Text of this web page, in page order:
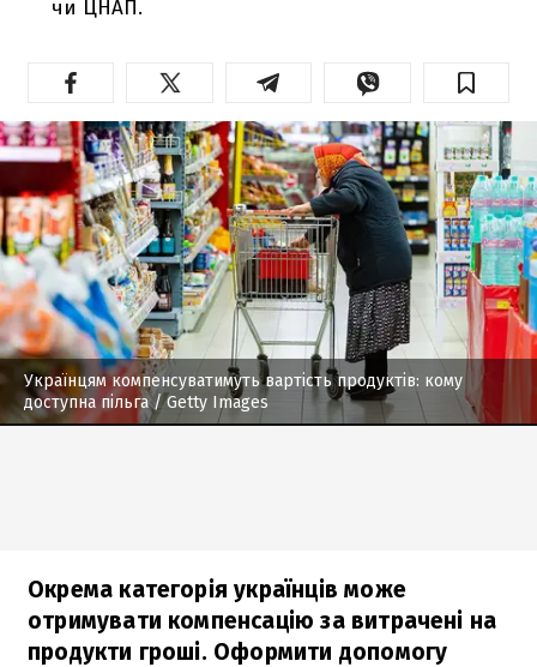
чи ЦНАП.
Українцям компенсуватимуть вартість продуктів: кому
доступна пільга/ Getty Images
Окрема категорія українців може
отримувати компенсацію за витрачені на
продукти гроші. Оформити допомогу